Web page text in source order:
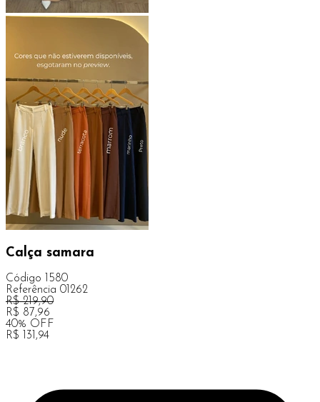
Calça samara
Código 1580
Referência 01262
R$219,90
R$ 87,96
40% OFF
R$ 131,94